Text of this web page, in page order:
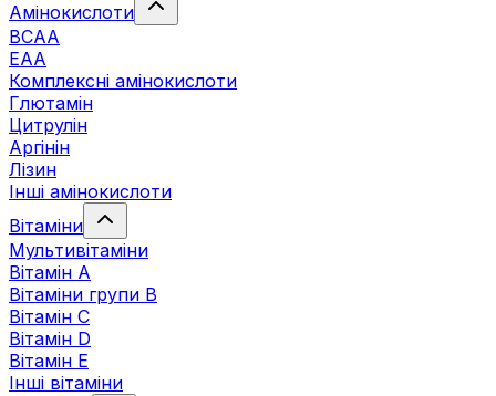
Амінокислоти
BCAA
EAA
Комплексні амінокислоти
Глютамін
Цитрулін
Аргінін
Лізин
Інші амінокислоти
Вітаміни
Мультивітаміни
Вітамін А
Вітаміни групи В
Вітамін C
Вітамін D
Вітамін Е
Інші вітаміни